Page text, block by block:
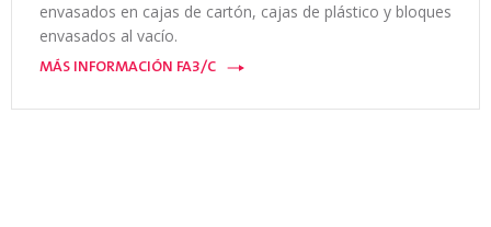
envasados en cajas de cartón, cajas de plástico y bloques
envasados al vacío.
MÁS INFORMACIÓN FA3/C